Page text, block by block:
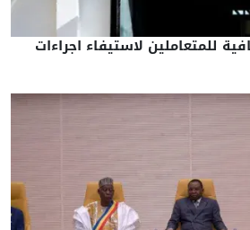
للمتعاملين لاستيفاء اجراءات